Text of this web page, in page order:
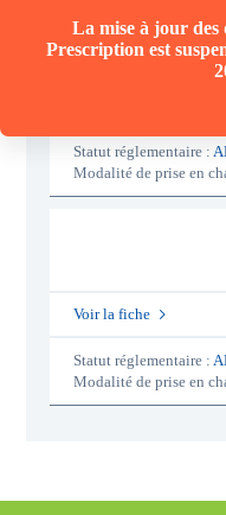
La mise à jour des
Prescription est
Statut réglementaire :
Modalité de prise en
Voir la fiche
Statut réglementaire :
Modalité de prise en